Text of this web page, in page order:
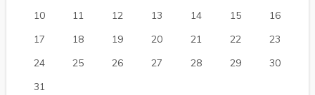
10
11 12 13 14 15
16
17
18 19 20 21 22
23
24
25 26 27 28 29
30
31